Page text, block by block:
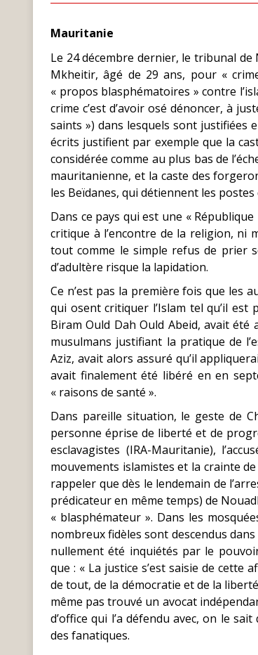
Mauritanie
Le 24 décembre dernier, le tribunal
Mkheitir, âgé de 29 ans, pour «
« propos blasphématoires » contre
crime c’est d’avoir osé dénoncer, à
saints ») dans lesquels sont justifiées
écrits justifient par exemple que la
considérée comme au plus bas de
mauritanienne, et la caste des
les Beïdanes, qui détiennent les
Dans ce pays qui est une «
critique à l’encontre de la religion, ni
tout comme le simple refus de prier
d’adultère risque la lapidation.
Ce n’est pas la première fois que les
qui osent critiquer l’Islam tel qu’il
Biram Ould Dah Ould Abeid, avait
musulmans justifiant la pratique de
Aziz, avait alors assuré qu’il
avait finalement été libéré en en
« raisons de santé ».
Dans pareille situation, le geste de
personne éprise de liberté et de
esclavagistes (IRA-Mauritanie),
mouvements islamistes et la crainte
rappeler que dès le lendemain de
prédicateur en même temps) de
« blasphémateur ». Dans les
nombreux fidèles sont descendus
nullement été inquiétés par le
que : « La justice s’est saisie de cette
de tout, de la démocratie et de la
même pas trouvé un avocat
d’office qui l’a défendu avec, on le
des fanatiques.